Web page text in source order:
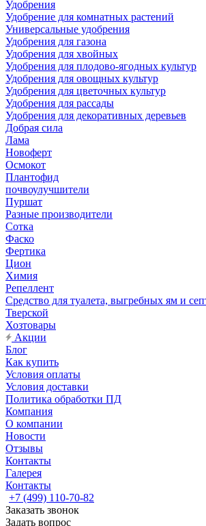
Удобрения
Удобрение для комнатных растений
Универсальные удобрения
Удобрения для газона
Удобрения для хвойных
Удобрения для плодово-ягодных культур
Удобрения для овощных культур
Удобрения для цветочных культур
Удобрения для рассады
Удобрения для декоративных деревьев
Добрая сила
Лама
Новоферт
Осмокот
Плантофид
почвоулучшители
Пуршат
Разные производители
Сотка
Фаско
Фертика
Цион
Химия
Репеллент
Средство для туалета, выгребных ям и
Тверской
Хозтовары
Акции
Блог
Как купить
Условия оплаты
Условия доставки
Политика обработки ПД
Компания
О компании
Новости
Отзывы
Контакты
Галерея
Контакты
+7 (499) 110-70-82
Заказать звонок
Задать вопрос